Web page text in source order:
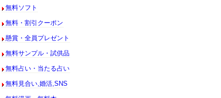
無料ソフト
無料・割引クーポン
懸賞・全員プレゼント
無料サンプル・試供品
無料占い・当たる占い
無料見合い,婚活,SNS